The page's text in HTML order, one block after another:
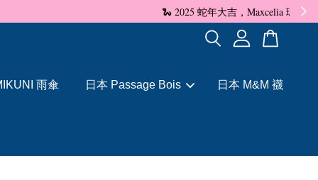
雨傘 日本 Passage Bois 日本 M&M 襪